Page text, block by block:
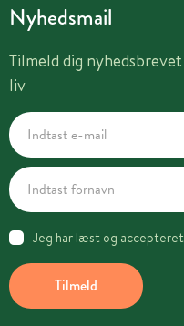
Nyhedsmail
Tilmeld dig
liv
Tilmeld
Jeg har læst og accepteret